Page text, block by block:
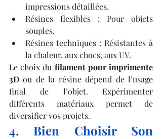
impressions détaillées.
Résines flexibles : Pour objets
souples.
Résines techniques : Résistantes à
la chaleur, aux chocs, aux UV.
Le choix du filament pour imprimente
3D ou de la résine dépend de l’usage
final de l’objet. Expérimenter
différents matériaux permet de
diversifier vos projets.
4. Bien Choisir Son